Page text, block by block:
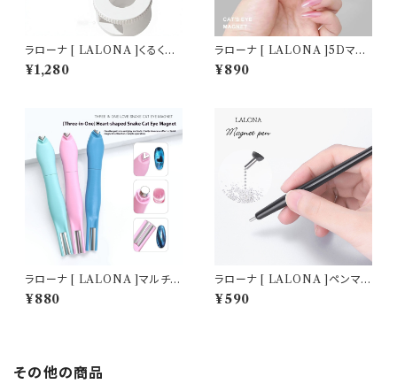
ラローナ [ LALONA ]くるくる
マグネット装置 ( ピンクかホワ
イト ) ジェルネイル/簡単マグネ
¥1,280
ラローナ [ LALONA ]5Dマグ
ネット ( ホワイト/ピンク ) ジェ
ルネイル/特大マグネット/ネオジ
¥890
ラローナ [ LALONA ]マルチマ
グネット 1個 ( カラー選べません
) キルティングアート/ハート/ビ
¥880
ラローナ [ LALONA ]ペンマグ
1本 ( ブラック ) くるくる模様/ブ
リオンアート/マグネットジェル/
¥590
その他の商品